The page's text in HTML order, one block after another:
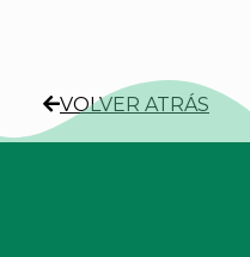
VOLVER ATRÁS